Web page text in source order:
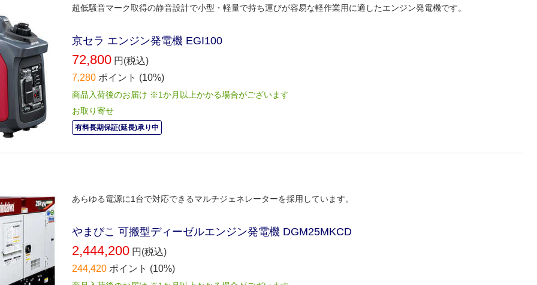
超低騒音マーク取得の静音設計で小型・軽量で持ち運びが容易な軽作業用に適したエンジン発電機です。
京セラ エンジン発電機 EGI100
72,800 円(税込)
7,280 ポイント (10%)
商品入荷後のお届け ※1か月以上かかる場合がございます
お取り寄せ
有料長期保証(延長)承り中
あらゆる電源に1台で対応できるマルチジェネレーターを採用しています。
やまびこ 可搬型ディーゼルエンジン発電機 DGM25MKCD
2,444,200 円(税込)
244,420 ポイント (10%)